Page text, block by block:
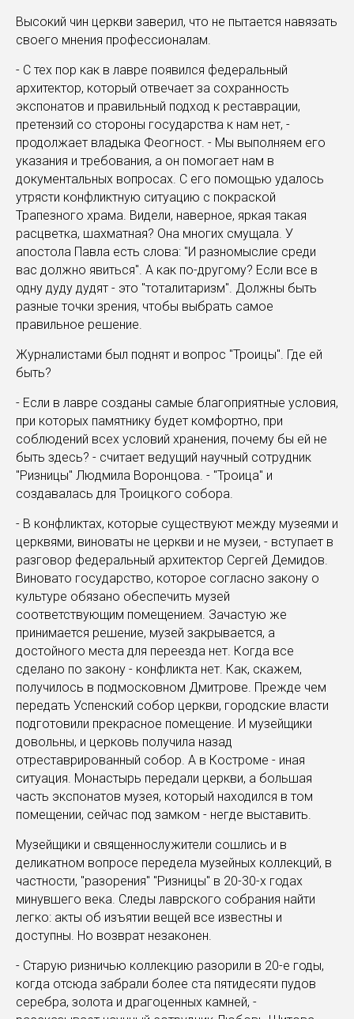
Высокий чин церкви заверил, что не пытается навязать
своего мнения профессионалам.
- С тех пор как в лавре появился федеральный
архитектор, который отвечает за сохранность
экспонатов и правильный подход к реставрации,
претензий со стороны государства к нам нет, -
продолжает владыка Феогност. - Мы выполняем его
указания и требования, а он помогает нам в
документальных вопросах. С его помощью удалось
утрясти конфликтную ситуацию с покраской
Трапезного храма. Видели, наверное, яркая такая
расцветка, шахматная? Она многих смущала. У
апостола Павла есть слова: "И разномыслие среди
вас должно явиться". А как по-другому? Если все в
одну дуду дудят - это "тоталитаризм". Должны быть
разные точки зрения, чтобы выбрать самое
правильное решение.
Журналистами был поднят и вопрос "Троицы". Где ей
быть?
- Если в лавре созданы самые благоприятные условия,
при которых памятнику будет комфортно, при
соблюдений всех условий хранения, почему бы ей не
быть здесь? - считает ведущий научный сотрудник
"Ризницы" Людмила Воронцова. - "Троица" и
создавалась для Троицкого собора.
- В конфликтах, которые существуют между музеями и
церквями, виноваты не церкви и не музеи, - вступает в
разговор федеральный архитектор Сергей Демидов.
Виновато государство, которое согласно закону о
культуре обязано обеспечить музей
соответствующим помещением. Зачастую же
принимается решение, музей закрывается, а
достойного места для переезда нет. Когда все
сделано по закону - конфликта нет. Как, скажем,
получилось в подмосковном Дмитрове. Прежде чем
передать Успенский собор церкви, городские власти
подготовили прекрасное помещение. И музейщики
довольны, и церковь получила назад
отреставрированный собор. А в Костроме - иная
ситуация. Монастырь передали церкви, а большая
часть экспонатов музея, который находился в том
помещении, сейчас под замком - негде выставить.
Музейщики и священнослужители сошлись и в
деликатном вопросе передела музейных коллекций, в
частности, "разорения" "Ризницы" в 20-30-х годах
минувшего века. Следы лаврского собрания найти
легко: акты об изъятии вещей все известны и
доступны. Но возврат незаконен.
- Старую ризничью коллекцию разорили в 20-е годы,
когда отсюда забрали более ста пятидесяти пудов
серебра, золота и драгоценных камней, -